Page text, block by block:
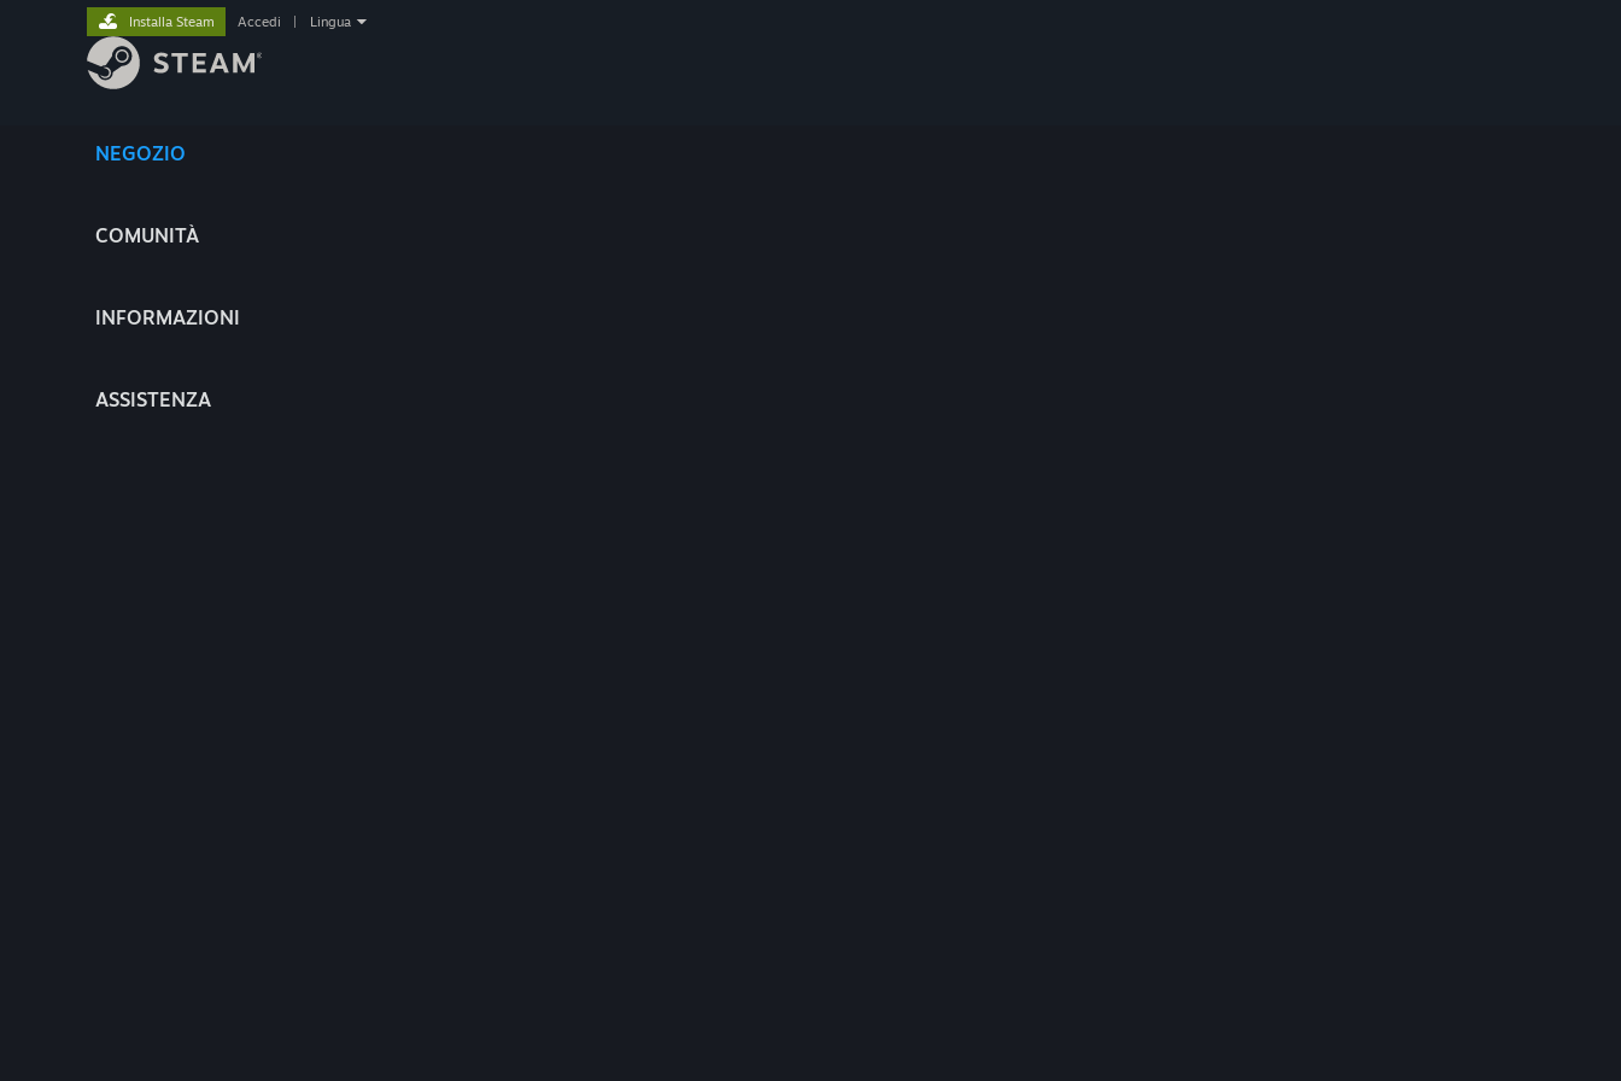
NEGOZIO
COMUNITÀ
INFORMAZIONI
ASSISTENZA
Installa Steam Accedi Lingua